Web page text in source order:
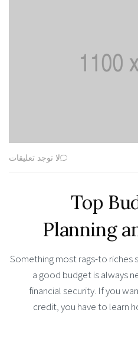
لا توجد تعليقات
Top
Planning
Something most rags-to riches
a good budget is always
financial security. If you
credit, you have to learn